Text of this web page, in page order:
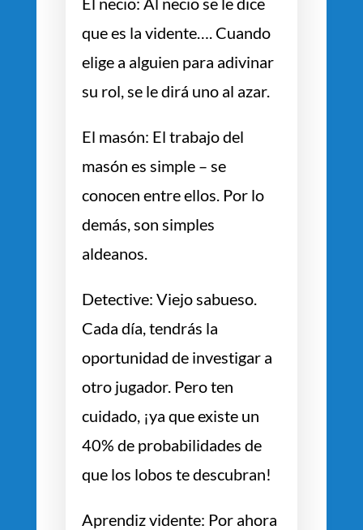
que es la vidente…. Cuando
elige a alguien para adivinar
su rol, se le dirá uno al azar.
El masón: El trabajo del
masón es simple – se
conocen entre ellos. Por lo
demás, son simples
aldeanos.
Detective: Viejo sabueso.
Cada día, tendrás la
oportunidad de investigar a
otro jugador. Pero ten
cuidado, ¡ya que existe un
40% de probabilidades de
que los lobos te descubran!
Aprendiz vidente: Por ahora